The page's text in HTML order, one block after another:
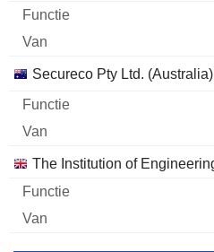
Secureco Pty Ltd. (Australia)
The Institution of